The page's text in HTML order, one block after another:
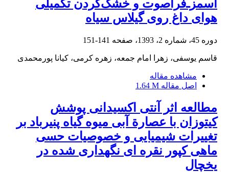
اسمزـ‌فراصوت و خشک‌کردن تکمیلی
هوای داغ روی گیلاس سیاه
دوره 45، شماره 2، 1393، صفحه 141-151
قاسم یوسفی، زهرا امام جمعه، زهره کرمی، کیانا پورمحمدی
مشاهده مقاله
اصل مقاله 1.64 M
مطالعه اثر آنتی اکسیدانی پوشش
کیتوزان با عصارة آبی میوه گیاه پنیرباد بر
تغییرات شیمیایی و خصوصیات حسی
ماهی کپور نقره ای نگهداری شده در
یخچال